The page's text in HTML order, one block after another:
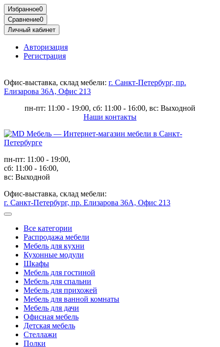
Избранное0
Сравнение0
Личный кабинет
Авторизация
Регистрация
Офис-выставка, склад мебели: г. Санкт-Петербург, пр.
Елизарова 36А, Офис 213
пн-пт: 11:00 - 19:00, сб: 11:00 - 16:00, вс: Выходной
Наши контакты
пн-пт: 11:00 - 19:00,
сб: 11:00 - 16:00,
вс: Выходной
Офис-выставка, склад мебели:
г. Санкт-Петербург, пр. Елизарова 36А, Офис 213
Все категории
Распродажа мебели
Мебель для кухни
Кухонные модули
Шкафы
Мебель для гостиной
Мебель для спальни
Мебель для прихожей
Мебель для ванной комнаты
Мебель для дачи
Офисная мебель
Детская мебель
Стеллажи
Полки